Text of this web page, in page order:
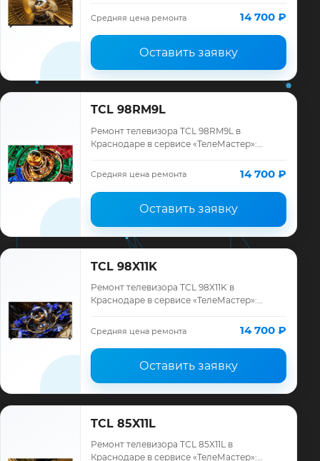
ремонта, запчасти и гарантия до 12
месяцев.
Средняя цена ремонта 14 700 ₽
Оставить заявку
TCL 98RM9L
Ремонт телевизора TCL 98RM9L в
Краснодаре в сервисе «ТелеМастер»:
ремонта, запчасти и гарантия до 12
Средняя цена ремонта 14 700 ₽
Оставить заявку
TCL 98X11K
Ремонт телевизора TCL 98X11K в
Краснодаре в сервисе «ТелеМастер»:
ремонта, запчасти и гарантия до 12
месяцев.
Средняя цена ремонта 14 700 ₽
Оставить заявку
TCL 85X11L
Ремонт телевизора TCL 85X11L в
Краснодаре в сервисе «ТелеМастер»: